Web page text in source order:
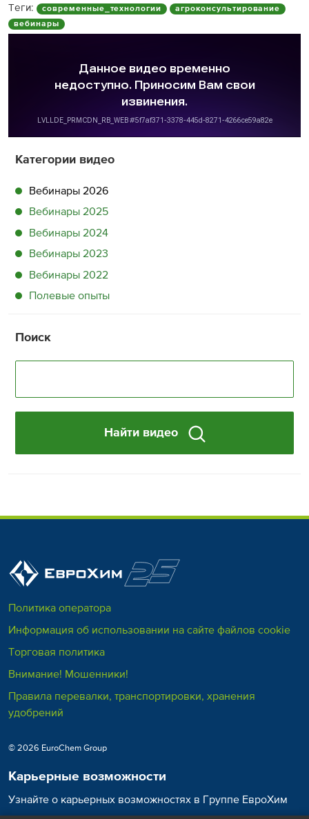
Теги: современные_технологии
агроконсультирование
вебинары
Категории видео
Вебинары 2026
Вебинары 2025
Вебинары 2024
Вебинары 2023
Вебинары 2022
Полевые опыты
Поиск
Найти видео
Политика оператора
Информация об использовании на сайте файлов cookie
Торговая политика
Внимание! Мошенники!
Правила перевалки, транспортировки, хранения
удобрений
© 2026 EuroChem Group
Карьерные возможности
Узнайте о карьерных возможностях в Группе ЕвроХим